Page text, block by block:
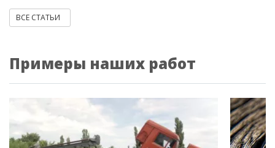
ВСЕ СТАТЬИ
Примеры наших работ